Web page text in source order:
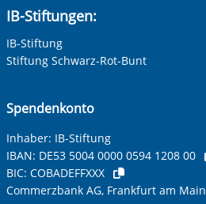
IB-Stiftungen:
IB-Stiftung
Stiftung Schwarz-Rot-Bunt
Spendenkonto
Inhaber: IB-Stiftung
IBAN: DE53 5004 0000 0594 1208 00
BIC: COBADEFFXXX
Commerzbank AG, Frankfurt am Main